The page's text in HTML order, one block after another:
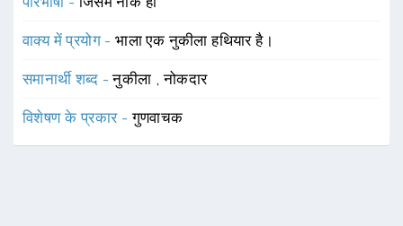
वाक्य में प्रयोग -भाला एक नुकीला हथियार है।
समानार्थी शब्द -नुकीला ,नोकदार
विशेषण के प्रकार -गुणवाचक